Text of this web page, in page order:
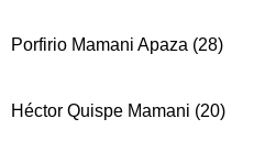
Porfirio Mamani Apaza (28)
Héctor Quispe Mamani (20)